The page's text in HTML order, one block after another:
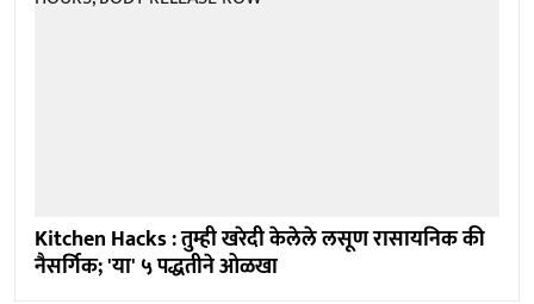
Kitchen Hacks : तुम्ही खरेदी केलेले लसूण रासायनिक की
नैसर्गिक; 'या' ५ पद्धतीने ओळखा